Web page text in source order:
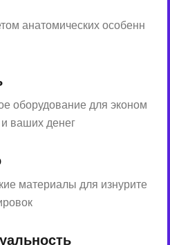
анатомических особенн
оборудование для эконом
ваших денег
материалы для изнурите